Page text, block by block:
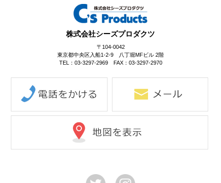
株式会社シーズプロダクツ
〒104-0042
東京都中央区入船1-2-9 八丁堀MFビル 2階
TEL：03-3297-2969 FAX：03-3297-2970